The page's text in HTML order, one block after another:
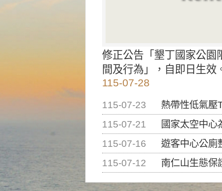
修正公告「墾丁國家公園
間及行為」，自即日生效
115-07-28
115-07-23
熱帶性低氣壓
115-07-21
國家太空中心為辦理
115-07-16
遊客中心公廁
115-07-12
南仁山生態保護區步道已完成